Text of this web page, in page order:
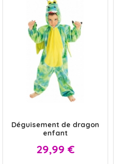
Déguisement de dragon
enfant
Prix
29,99 €